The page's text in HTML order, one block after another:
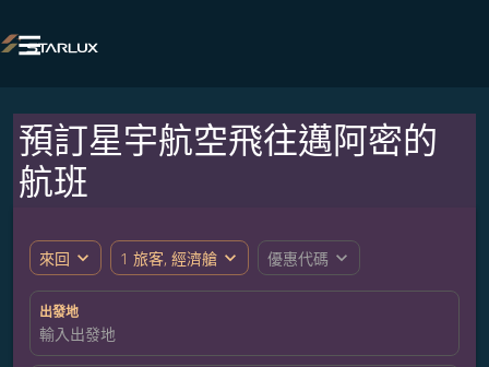

預訂星宇航空飛往邁阿密的
航班
來回 expand_more 1 旅客, 經濟艙 expand_more 優惠代碼 expand_more
出發地
輸入出發地